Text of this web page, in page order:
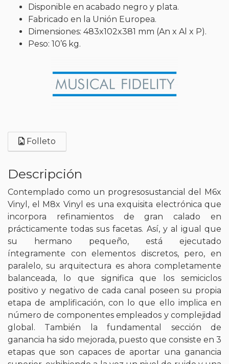
Disponible en acabado negro y plata.
Fabricado en la Unión Europea.
Dimensiones: 483x102x381 mm (An x Al x P).
Peso: 10’6 kg.
Folleto
Descripción
Contemplado como un progresosustancial del M6x
Vinyl, el M8x Vinyl es una exquisita electrónica que
incorpora refinamientos de gran calado en
prácticamente todas sus facetas. Así, y al igual que
su hermano pequeño, está ejecutado
íntegramente con elementos discretos, pero, en
paralelo, su arquitectura es ahora completamente
balanceada, lo que significa que los semiciclos
positivo y negativo de cada canal poseen su propia
etapa de amplificación, con lo que ello implica en
número de componentes empleados y complejidad
global. También la fundamental sección de
ganancia ha sido mejorada, puesto que consiste en 3
etapas que son capaces de aportar una ganancia